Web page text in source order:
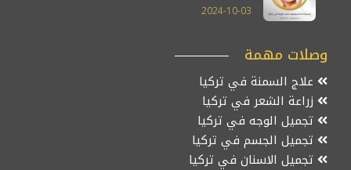
2024-10-03
وصلات مهمة
علاج السمنة في تركيا
زراعة الشعر في تركيا
تجميل الوجه في تركيا
تجميل الجسم في تركيا
تجميل الاسنان في تركيا